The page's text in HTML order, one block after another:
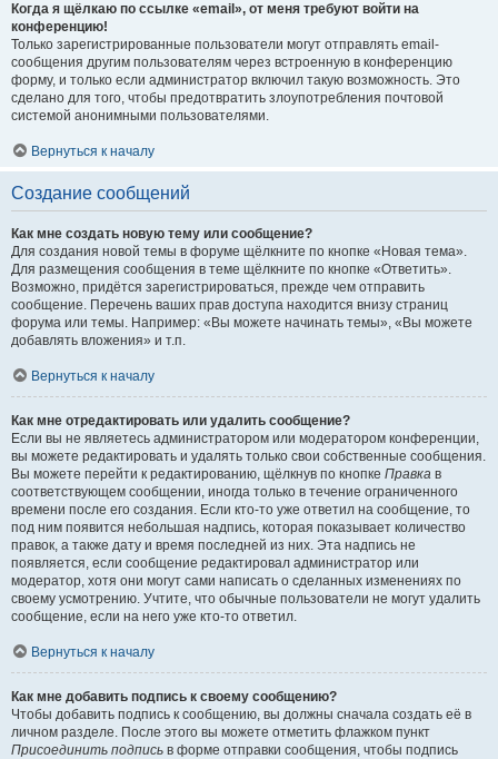
Когда я щёлкаю по ссылке «email», от меня требуют войти на
конференцию!
Только зарегистрированные пользователи могут отправлять email-
сообщения другим пользователям через встроенную в конференцию
форму, и только если администратор включил такую возможность. Это
сделано для того, чтобы предотвратить злоупотребления почтовой
системой анонимными пользователями.
Вернуться к началу
Создание сообщений
Как мне создать новую тему или сообщение?
Для создания новой темы в форуме щёлкните по кнопке «Новая тема».
Для размещения сообщения в теме щёлкните по кнопке «Ответить».
Возможно, придётся зарегистрироваться, прежде чем отправить
сообщение. Перечень ваших прав доступа находится внизу страниц
форума или темы. Например: «Вы можете начинать темы», «Вы можете
добавлять вложения» и т.п.
Вернуться к началу
Как мне отредактировать или удалить сообщение?
Если вы не являетесь администратором или модератором конференции,
вы можете редактировать и удалять только свои собственные сообщения.
Вы можете перейти к редактированию, щёлкнув по кнопке Правка в
соответствующем сообщении, иногда только в течение ограниченного
времени после его создания. Если кто-то уже ответил на сообщение, то
под ним появится небольшая надпись, которая показывает количество
правок, а также дату и время последней из них. Эта надпись не
появляется, если сообщение редактировал администратор или
модератор, хотя они могут сами написать о сделанных изменениях по
своему усмотрению. Учтите, что обычные пользователи не могут удалить
сообщение, если на него уже кто-то ответил.
Вернуться к началу
Как мне добавить подпись к своему сообщению?
Чтобы добавить подпись к сообщению, вы должны сначала создать её в
личном разделе. После этого вы можете отметить флажком пункт
Присоединить подпись в форме отправки сообщения, чтобы подпись